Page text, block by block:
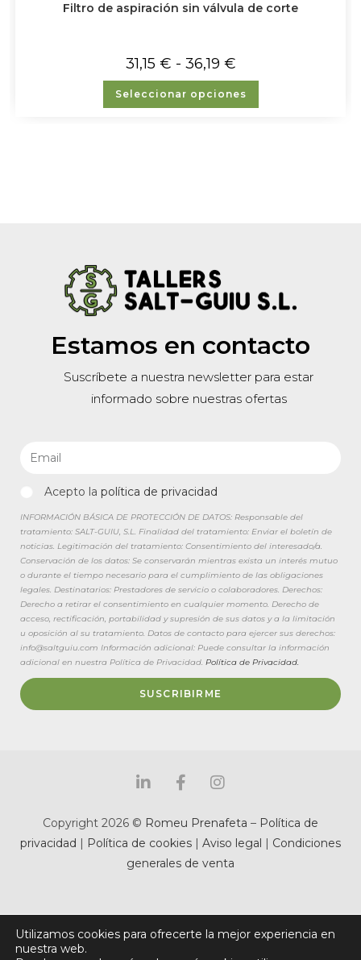
Filtro de aspiración sin válvula de corte
31,15 € - 36,19 €
Seleccionar opciones
Estamos en contacto
Suscríbete a nuestra newsletter para estar
informado sobre nuestras ofertas
Acepto la política de privacidad
INFORMACIÓN BÁSICA DE PROTECCIÓN DE DATOS: Responsable del
tratamiento: SALT-GUIU, S.L. Finalidad del tratamiento: Enviar el boletín de
noticias. Legitimación del tratamiento: Consentimiento del interesado/a.
Conservación de los datos: Se conservarán mientras exista un interés mutuo
o durante el tiempo necesario para el cumplimiento de las obligaciones
legales. Destinatarios: Prestadores de servicio o colaboradores. Derechos:
Derecho a retirar el consentimiento en cualquier momento. Derecho de
acceso, rectificación, portabilidad y supresión de sus datos y a la limitación
u oposición al su tratamiento. Datos de contacto para ejercer sus derechos:
info@saltguiu.com Información adicional: Puede consultar la información
adicional en nuestra Política de Privacidad. Política de Privacidad.
SUSCRIBIRME
Copyright 2026 © Romeu Prenafeta – Política de
privacidad
Política de cookies Aviso legal
Condiciones
generales de venta
Utilizamos cookies para ofrecerte la mejor experiencia en
nuestra web.